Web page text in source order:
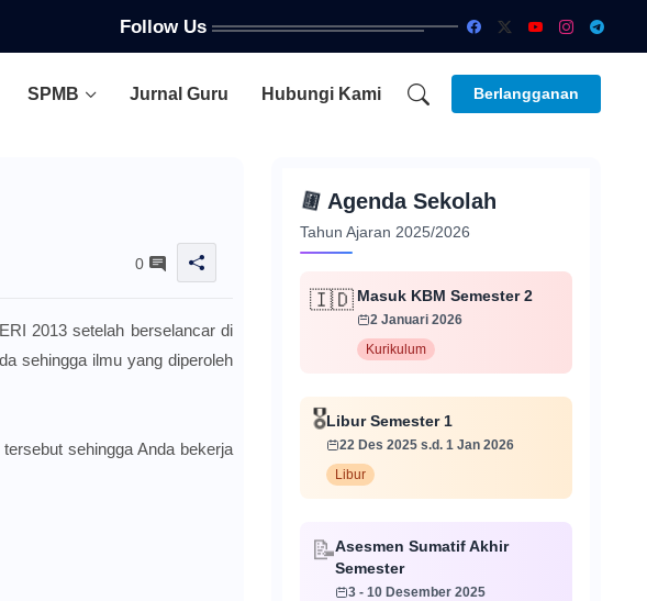
Follow Us
SPMB Jurnal Guru Hubungi Kami Berlangganan
0
2013 setelah berselancar di
sehingga ilmu yang diperoleh
sehingga Anda bekerja
📅 Agenda Sekolah
Tahun Ajaran 2025/2026
🇮🇩 Masuk KBM Semester 2
2 Januari 2026
Kurikulum
🎖️Libur Semester 1
22 Des 2025 s.d. 1 Jan 2026
Libur
📝Asesmen Sumatif Akhir
Semester
3 - 10 Desember 2025